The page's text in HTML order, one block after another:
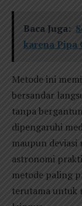
Baca Juga:
karena Pipa
Metode ini
bersandar
tanpa
dipengaruhi
maupun
astronomi
metode paling
terutama untuk